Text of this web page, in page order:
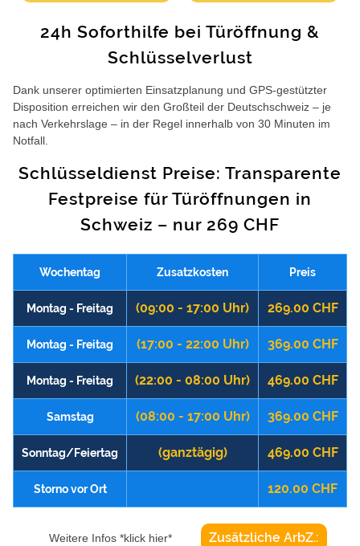
24h Soforthilfe bei Türöffnung &
Schlüsselverlust
Dank unserer optimierten Einsatzplanung und GPS-gestützter
Disposition erreichen wir den Großteil der Deutschschweiz – je
nach Verkehrslage – in der Regel innerhalb von 30 Minuten im
Notfall.
Schlüsseldienst Preise: Transparente
Festpreise für Türöffnungen in
Schweiz – nur 269 CHF
Wochentag Zusatzkosten Preis
Montag - Freitag (09:00 - 17:00 Uhr) 269.00 CHF
Montag - Freitag (17:00 - 22:00 Uhr) 369.00 CHF
Montag - Freitag (22:00 - 08:00 Uhr) 469.00 CHF
Samstag (08:00 - 17:00 Uhr) 369.00 CHF
Sonntag/Feiertag (ganztägig) 469.00 CHF
Storno vor Ort 120.00 CHF
Weitere Infos *klick hier* Zusätzliche ArbZ.: